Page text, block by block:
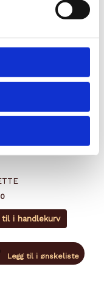
til i handlekurv
Legg til i ønskeliste